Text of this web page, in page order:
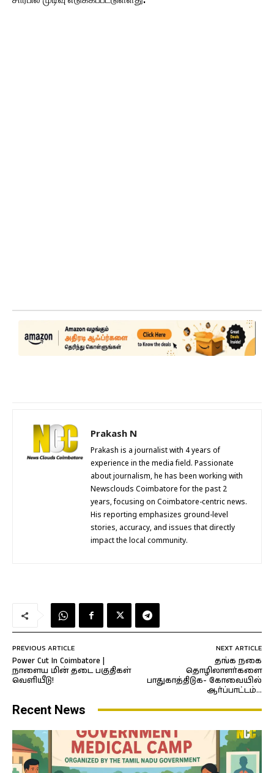
Prakash N
Prakash is a journalist with 4 years of
experience in the media field. Passionate
about journalism, he has been working with
Newsclouds Coimbatore for the past 2
years, focusing on Coimbatore-centric news.
His reporting emphasizes ground-level
stories, accuracy, and issues that directly
impact the local community.
PREVIOUS ARTICLE
Power Cut In Coimbatore |
நாளைய மின் தடை பகுதிகள்
வெளியீடு!
NEXT ARTICLE
தங்க நகை
தொழிலாளர்களை
பாதுகாத்திடுக- கோவையில்
ஆர்ப்பாட்டம்…
Recent News